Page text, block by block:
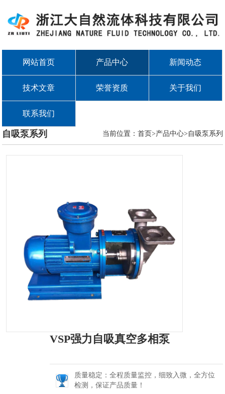
网站首页 产品中心 新闻动态
技术文章 荣誉资质 关于我们
联系我们
自吸泵系列 当前位置：首页>产品中心> 自吸泵系列
VSP强力自吸真空多相泵
质量稳定：全程质量监控，细致入微，全方位
检测，保证产品质量！